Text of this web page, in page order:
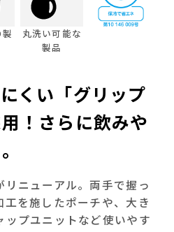
丸洗い可能な
製品
くい「グリップ
！さらに飲みや
ニューアル。両手で握っ
を施したポーチや、大き
ップユニットなど使いやす